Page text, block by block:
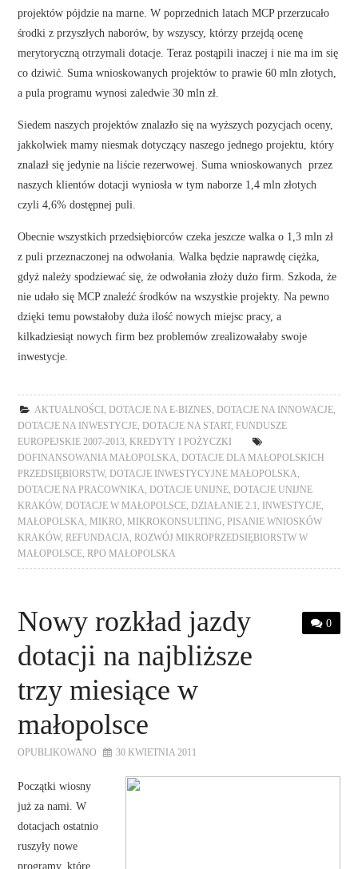
projektów pójdzie na marne. W poprzednich latach MCP przerzucało
środki z przyszłych naborów, by wszyscy, którzy przejdą ocenę
merytoryczną otrzymali dotacje. Teraz postąpili inaczej i nie ma im się
co dziwić. Suma wnioskowanych projektów to prawie 60 mln złotych,
a pula programu wynosi zaledwie 30 mln zł.
Siedem naszych projektów znalazło się na wyższych pozycjach oceny,
jakkolwiek mamy niesmak dotyczący naszego jednego projektu, który
znalazł się jedynie na liście rezerwowej. Suma wnioskowanych przez
naszych klientów dotacji wyniosła w tym naborze 1,4 mln złotych
czyli 4,6% dostępnej puli.
Obecnie wszystkich przedsiębiorców czeka jeszcze walka o 1,3 mln zł
z puli przeznaczonej na odwołania. Walka będzie naprawdę ciężka,
gdyż należy spodziewać się, że odwołania złoży dużo firm. Szkoda, że
nie udało się MCP znaleźć środków na wszystkie projekty. Na pewno
dzięki temu powstałoby duża ilość nowych miejsc pracy, a
kilkadziesiąt nowych firm bez problemów zrealizowałaby swoje
inwestycje.
AKTUALNOŚCI ,DOTACJE NA E-BIZNES ,DOTACJE NA INNOWACJE
DOTACJE NA INWESTYCJE ,DOTACJE NA START,FUNDUSZE
EUROPEJSKIE 2007-2013 ,KREDYTY I POŻYCZKI
DOFINANSOWANIA MAŁOPOLSKA ,DOTACJE DLA MAŁOPOLSKICH
PRZEDSIĘBIORSTW,DOTACJE INWESTYCYJNE MAŁOPOLSKA
DOTACJE NA PRACOWNIKA ,DOTACJE UNIJNE ,DOTACJE UNIJNE
KRAKÓW,DOTACJE W MAŁOPOLSCE ,DZIAŁANIE 2.1 INWESTYCJE
MAŁOPOLSKA ,MIKRO ,MIKROKONSULTING ,PISANIE WNIOSKÓW
KRAKÓW,REFUNDACJA ,ROZWÓJ MIKROPRZEDSIĘBIORSTW W
MAŁOPOLSCE ,RPO MAŁOPOLSKA
0
Nowy rozkład jazdy
dotacji na najbliższe
trzy miesiące w
małopolsce
OPUBLIKOWANO 30 KWIETNIA 2011
Początki wiosny
już za nami. W
dotacjach ostatnio
ruszyły nowe
programy, które